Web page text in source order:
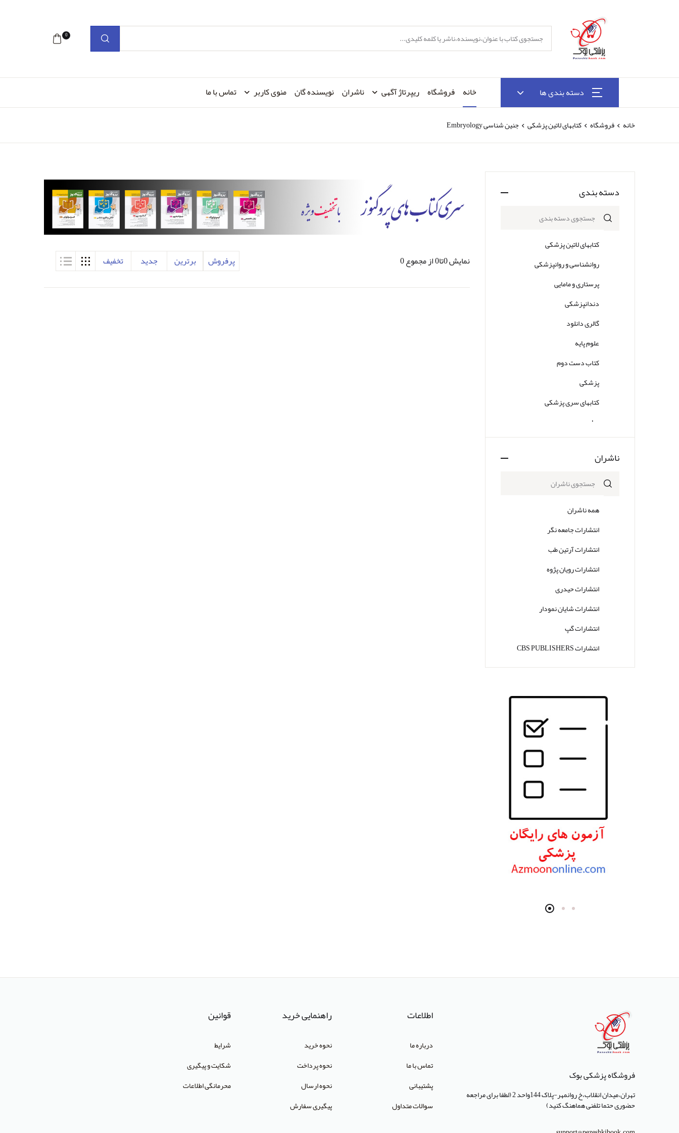
0
دسته بندی ها خانه فروشگاه ریپرتاژ آگهی ناشران نویسنده گان منوی کاربر تماس با ما
خانه فروشگاه کتابهای لاتین پزشکی جنین شناسی Embryology
دسته بندی
جستجوی دسته بندی
کتابهای لاتین پزشکی
روانشناسی و روانپزشکی
پرستاری و مامایی
دندانپزشکی
گالری دانلود
علوم پایه
کتاب دست دوم
پزشکی
کتابهای سری پزشکی
سایر
ناشران
همه ناشران
انتشارات جامعه نگر
انتشارات آرتین طب
انتشارات رویان پژوه
انتشارات حیدری
انتشارات شایان نمودار
انتشارات گپ
انتشارات CBS PUBLISHERS
انتشارات Thieme
انتشارات ارجمند
انتشارات اندیشه رفیع
انتشارات تیمورزاده
انتشارات برای فردا
انتشارات پرستش
انتشارات Wiley-Blackwell
انتشارات خسروی
ژنتیک و زیست فناوری
انتشارات کتاب میر
انتشارات آبژ
انتشارات آنا طب
انتشارات جهاد دانشگاهی تهران
انتشارات دانشگاه تهران
نمایش 0تا0 از مجموع 0 پرفروش برترین جدید تخفیف
فروشگاه پزشکی بوک
تهران،میدان انقلاب،خ روانمهر-پلاک 144واحد 2 (لطفا برای مراجعه
حضوری حتما تلفنی هماهنگ کنید)
اطلاعات
درباره ما
تماس با ما
پشتیبانی
سوالات متداول
راهنمایی خرید
نحوه خرید
نحوه پرداخت
نحوه ارسال
پیگیری سفارش
قوانین
شرایط
شکایت و پیگیری
محرمانگی اطلاعات